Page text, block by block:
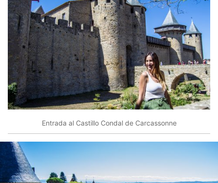
Entrada al Castillo Condal de Carcassonne